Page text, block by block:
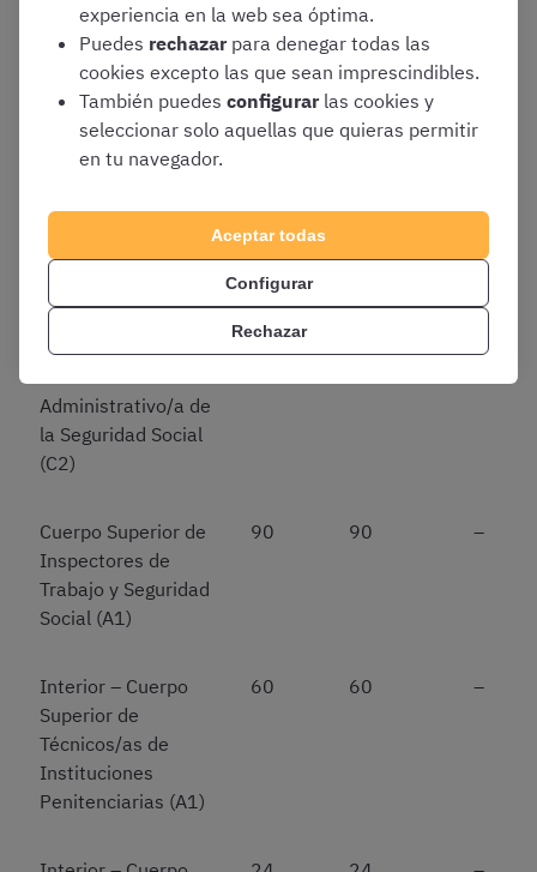
Técnicos/as de
Administración de
la Seguridad Social
(A1)
Seguridad Social –
Administración de
la Seguridad Social
Seguridad Social –
Administrativo/a de
la Seguridad Social
(C2)
1 – 1
Cuerpo Superior de
Inspectores de
Trabajo y Seguridad
Social (A1)
90 90 –
Interior – Cuerpo
Superior de
Técnicos/as de
Instituciones
Penitenciarias (A1)
60 60 –
experiencia en la web sea óptima.
Puedes rechazar para denegar todas las
cookies excepto las que sean imprescindibles.
También puedes configurar las cookies y
seleccionar solo aquellas que quieras permitir
en tu navegador.
Aceptar todas
Configurar
Rechazar